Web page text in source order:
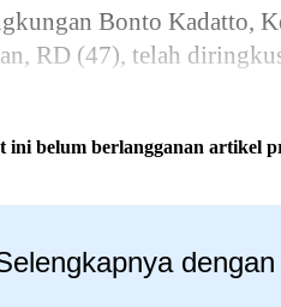
Bonto Kadatto,
RD (47), telah
ini belum berlangganan artikel